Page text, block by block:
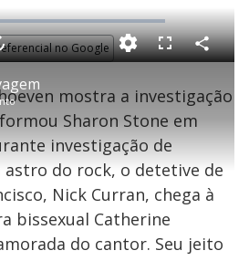
no Google
P
l
a
F
s
c
e
n
C
o
a
r
mostra a investigação
Sharon Stone em
investigação de
astro do rock, o detetive de
Nick Curran, chega à
bissexual Catherine
do cantor. Seu jeito